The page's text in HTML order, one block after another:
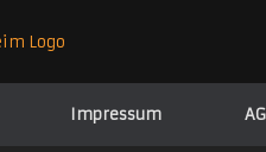
Impressum